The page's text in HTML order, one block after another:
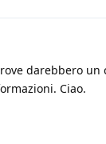
darebbero
Ciao.